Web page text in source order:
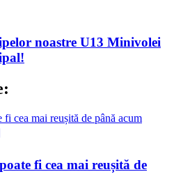
noastre U13 Minivolei
fi cea mai reușită de